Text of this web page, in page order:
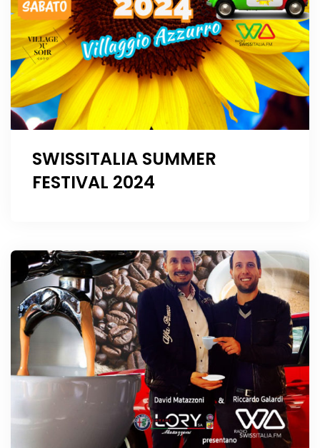
SWISSITALIA SUMMER
FESTIVAL 2024